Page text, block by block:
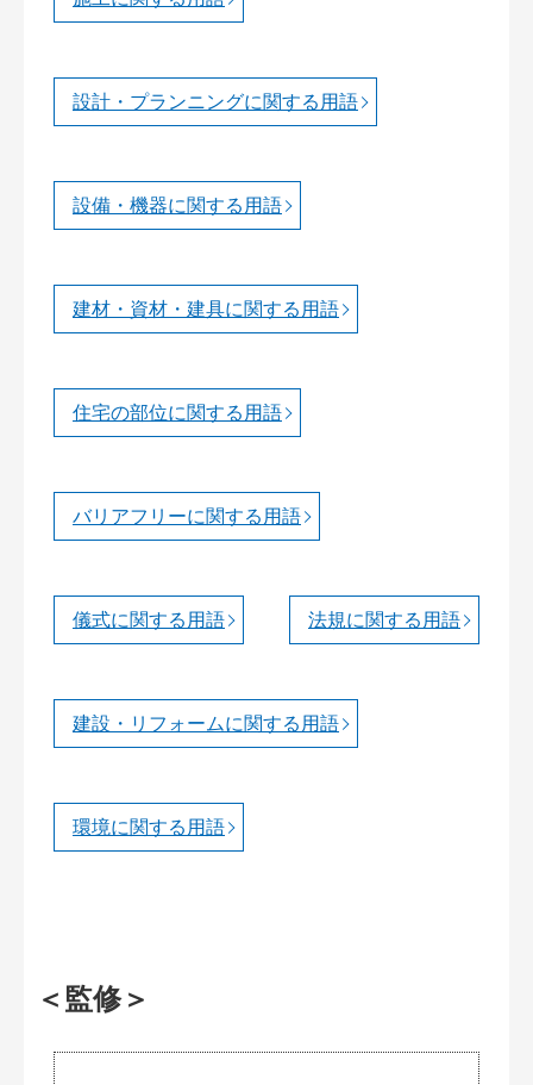
設計・プランニングに関する用語
設備・機器に関する用語
建材・資材・建具に関する用語
住宅の部位に関する用語
バリアフリーに関する用語
儀式に関する用語 法規に関する用語
建設・リフォームに関する用語
環境に関する用語
＜監修＞